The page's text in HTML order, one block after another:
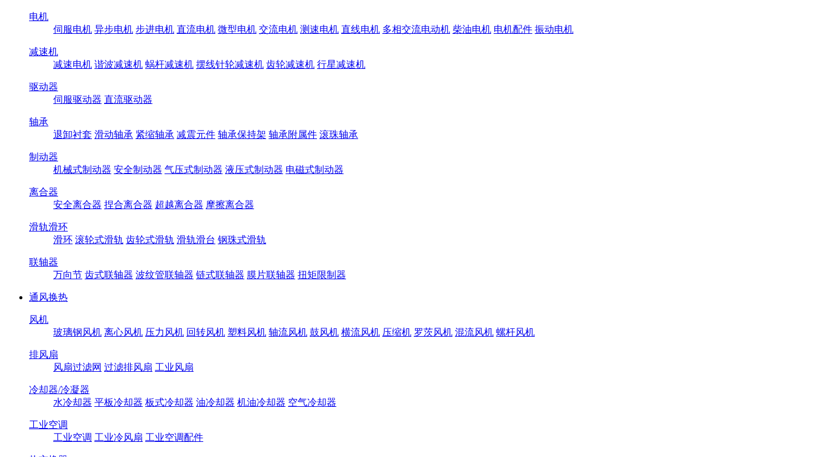
电机
伺服电机 异步电机 步进电机 直流电机 微型电机 交流电机 测速电机 直线电机 多相交流电动机 柴油电机 电机配件 振动电机
减速机
减速电机 谐波减速机 蜗杆减速机 摆线针轮减速机 齿轮减速机 行星减速机
驱动器
伺服驱动器 直流驱动器
轴承
退卸衬套 滑动轴承 紧缩轴承 减震元件 轴承保持架 轴承附属件 滚珠轴承
制动器
机械式制动器 安全制动器 气压式制动器 液压式制动器 电磁式制动器
离合器
安全离合器 捏合离合器 超越离合器 摩擦离合器
滑轨滑环
滑环 滚轮式滑轨 齿轮式滑轨 滑轨滑台 钢珠式滑轨
联轴器
万向节 齿式联轴器 波纹管联轴器 链式联轴器 膜片联轴器 扭矩限制器
通风换热
风机
玻璃钢风机 离心风机 压力风机 回转风机 塑料风机 轴流风机 鼓风机 横流风机 压缩机 罗茨风机 混流风机 螺杆风机
排风扇
风扇过滤网 过滤排风扇 工业风扇
冷却器/冷凝器
水冷却器 平板冷却器 板式冷却器 油冷却器 机油冷却器 空气冷却器
工业空调
工业空调 工业冷风扇 工业空调配件